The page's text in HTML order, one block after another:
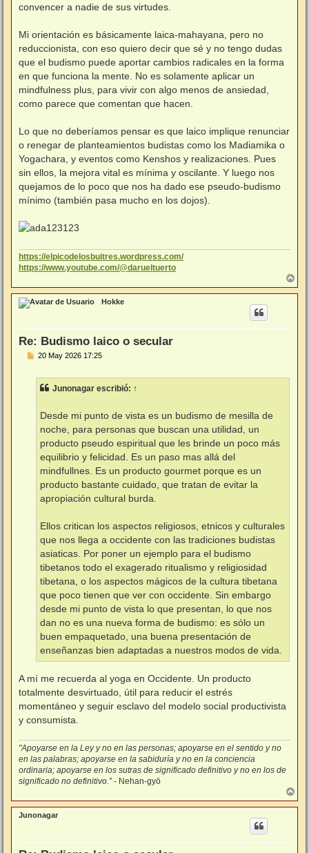
convencer a nadie de sus virtudes.
Mi orientación es básicamente laica-mahayana, pero no
reduccionista, con eso quiero decir que sé y no tengo dudas
que el budismo puede aportar cambios radicales en la forma
en que funciona la mente. No es solamente aplicar un
mindfulness plus, para vivir con algo menos de ansiedad,
como parece que comentan que hacen.
Lo que no deberíamos pensar es que laico implique renunciar
o renegar de planteamientos budistas como los Madiamika o
Yogachara, y eventos como Kenshos y realizaciones. Pues
sin ellos, la mejora vital es mínima y oscilante. Y luego nos
quejamos de lo poco que nos ha dado ese pseudo-budismo
mínimo (también pasa mucho en los dojos).
https://elpicodelosbuitres.wordpress.com/
https://www.youtube.com/@darueltuerto
r
r
Hokke
Re: Budismo laico o secular
M
20 May 2026 17:25
Junonagar escribió: ↑
Desde mi punto de vista es un budismo de mesilla de
noche, para personas que buscan una utilidad, un
producto pseudo espiritual que les brinde un poco más
equilibrio y felicidad. Es un paso mas allá del
mindfullnes. Es un producto gourmet porque es un
producto bastante cuidado, que tratan de evitar la
apropiación cultural burda.
Ellos critican los aspectos religiosos, etnicos y culturales
que nos llega a occidente con las tradiciones budistas
asiaticas. Por poner un ejemplo para el budismo
tibetanos todo el exagerado ritualismo y religiosidad
tibetana, o los aspectos mágicos de la cultura tibetana
que poco tienen que ver con occidente. Sin embargo
desde mi punto de vista lo que presentan, lo que nos
dan no es una nueva forma de budismo: es sólo un
buen empaquetado, una buena presentación de
enseñanzas bien adaptadas a nuestros modos de vida.
A mí me recuerda al yoga en Occidente. Un producto
totalmente desvirtuado, útil para reducir el estrés
momentáneo y seguir esclavo del modelo social productivista
y consumista.
"Apoyarse en la Ley y no en las personas; apoyarse en el sentido y no
en las palabras; apoyarse en la sabiduría y no en la conciencia
ordinaria; apoyarse en los sutras de significado definitivo y no en los de
significado no definitivo.”- Nehan-gyō
r
r
Junonagar